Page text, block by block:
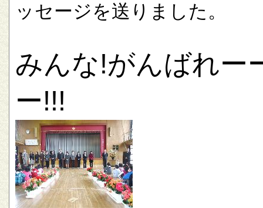
ッセージを送りました。
みんな!がんばれー
ー!!!